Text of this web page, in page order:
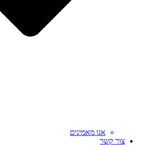
אנו מאמינים
צור קשר